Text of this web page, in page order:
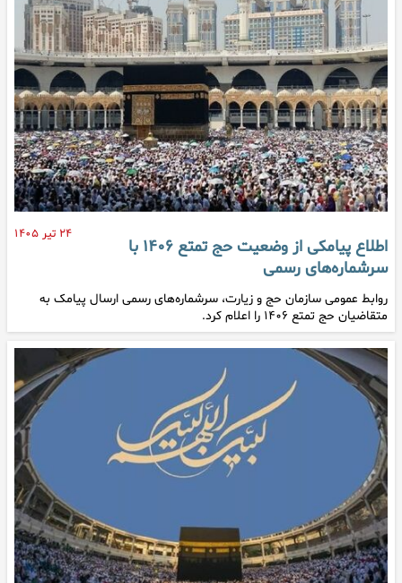
۲۴ تیر ۱۴۰۵
اطلاع پیامکی از وضعیت حج تمتع ۱۴۰۶ با
سرشماره‌های رسمی
روابط عمومی سازمان حج و زیارت، سرشماره‌های رسمی ارسال پیامک به
متقاضیان حج تمتع ۱۴۰۶ را اعلام کرد.